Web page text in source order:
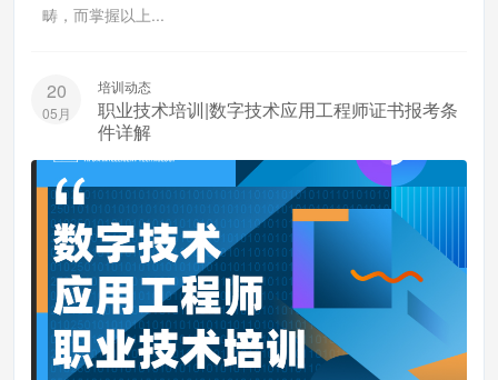
畴，而掌握以上...
20
05月
培训动态
职业技术培训|数字技术应用工程师证书报考条
件详解